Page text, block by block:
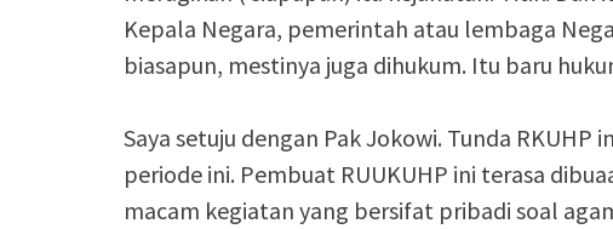
Kepala Negara, pemerintah atau lembaga
biasapun, mestinya juga dihukum. Itu baru
Saya setuju dengan Pak Jokowi. Tunda
periode ini. Pembuat RUUKUHP ini terasa
macam kegiatan yang bersifat pribadi soal